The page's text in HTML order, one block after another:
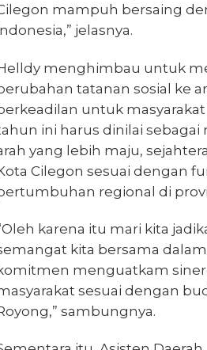
mampuh bersaing
jelasnya.
menghimbau untuk
tatanan sosial ke
untuk
ini harus dinilai
yang lebih maju,
Cilegon sesuai dengan
regional di
karena itu mari kita
kita bersama
menguatkam
sesuai dengan
sambungnya.